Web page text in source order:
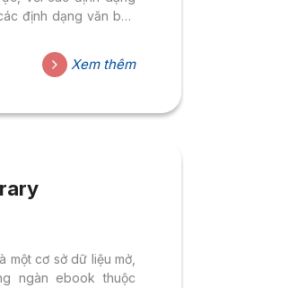
định dạng văn bản
tạo và chia sẻ sách
vậy không cần đăng
Xem thêm
cơ sở dữ liệu mở,
ngàn ebook thuộc